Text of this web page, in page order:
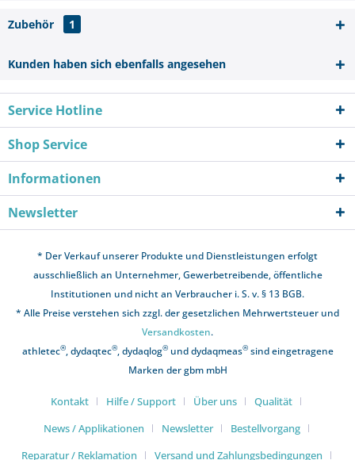
Zubehör 1
Kunden haben sich ebenfalls angesehen
Service Hotline
Shop Service
Informationen
Newsletter
* Der Verkauf unserer Produkte und Dienstleistungen erfolgt
ausschließlich an Unternehmer, Gewerbetreibende, öffentliche
Institutionen und nicht an Verbraucher i. S. v. § 13 BGB.
* Alle Preise verstehen sich zzgl. der gesetzlichen Mehrwertsteuer und
Versandkosten.
athletec®, dydaqtec®, dydaqlog®und dydaqmeas®sind eingetragene
Marken der gbm mbH
Kontakt Hilfe / Support Über uns
Qualität
News / Applikationen
Newsletter
Bestellvorgang
Reparatur / Reklamation
Versand und Zahlungsbedingungen